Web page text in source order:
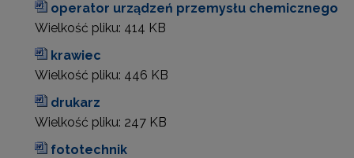
operator urządzeń przemysłu chemicznego
Wielkość pliku: 414 KB
krawiec
Wielkość pliku: 446 KB
drukarz
Wielkość pliku: 247 KB
fototechnik